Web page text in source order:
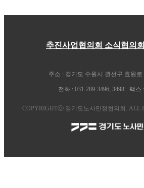
추진사업 협의회 소식협의
주소 : 경기도 수원시 권선구 효원로
전화 : 031-289-3496, 3498 · 팩스
COPYRIGHTⓒ 경기도노사민정협의회. ALL